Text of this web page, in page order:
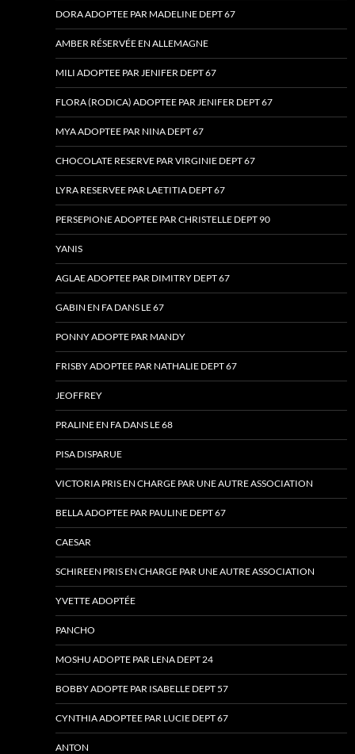
DORA ADOPTEE PAR MADELINE DEPT 67
AMBER RÉSERVÉE EN ALLEMAGNE
MILI ADOPTEE PAR JENIFER DEPT 67
FLORA (RODICA) ADOPTEE PAR JENIFER DEPT 67
MYA ADOPTEE PAR NINA DEPT 67
CHOCOLATE RESERVE PAR VIRGINIE DEPT 67
LYRA RESERVEE PAR LAETITIA DEPT 67
PERSEPIONE ADOPTEE PAR CHRISTELLE DEPT 90
YANIS
AGLAE ADOPTEE PAR DIMITRY DEPT 67
GABIN EN FA DANS LE 67
PONNY ADOPTE PAR MANDY
FRISBY ADOPTEE PAR NATHALIE DEPT 67
JEOFFREY
PRALINE EN FA DANS LE 68
PISA DISPARUE
VICTORIA PRIS EN CHARGE PAR UNE AUTRE ASSOCIATION
BELLA ADOPTEE PAR PAULINE DEPT 67
CAESAR
SCHIREEN PRIS EN CHARGE PAR UNE AUTRE ASSOCIATION
YVETTE ADOPTÉE
PANCHO
MOSHU ADOPTE PAR LENA DEPT 24
BOBBY ADOPTE PAR ISABELLE DEPT 57
CYNTHIA ADOPTEE PAR LUCIE DEPT 67
ANTON